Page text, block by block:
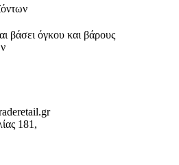
βάσει όγκου και βάρους
181,